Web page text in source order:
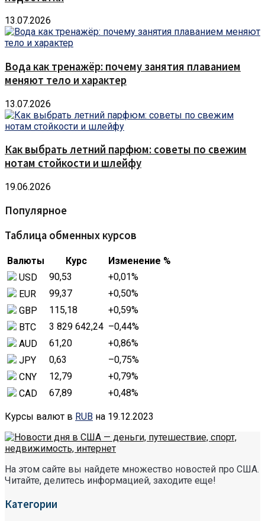
13.07.2026
Вода как тренажёр: почему занятия плаванием
меняют тело и характер
13.07.2026
Как выбрать летний парфюм: советы по свежим
нотам стойкости и шлейфу
19.06.2026
Популярное
Таблица обменных курсов
Валюты Курс
Изменение %
USD
90,53 +0,01%
EUR
99,37 +0,50%
GBP
115,18 +0,59%
BTC
3 829 642,24 –0,44%
AUD
61,20 +0,86%
JPY
0,63 –0,75%
CNY
12,79 +0,79%
CAD
67,89 +0,48%
Курсы валют в RUB на 19.12.2023
На этом сайте вы найдете множество новостей про США.
Читайте, делитесь информацией, заходите еще!
Категории